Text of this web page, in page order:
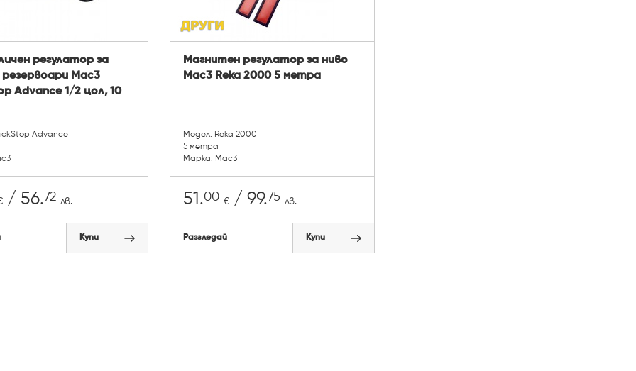
регулатор за
Mac3
Advance 1/2 цол, 10
Advance
/ 56.72 лв.
Купи
Магнитен регулатор за ниво
Mac3 Reka 2000 5 метра
Модел: Reka 2000
5 метра
Марка: Mac3
51.00 €/ 99.75 лв.
Разгледай Купи